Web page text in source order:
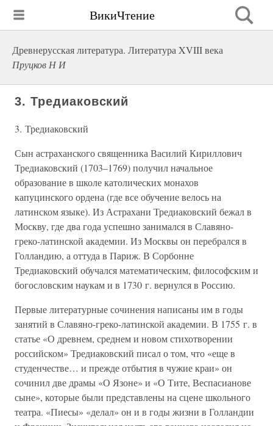
ВикиЧтение
Древнерусская литература. Литература XVIII века
Пруцков Н И
3. Тредиаковский
3. Тредиаковский
Сын астраханского священника Василий Кириллович
Тредиаковский (1703–1769) получил начальное
образование в школе католических монахов
капуцинского ордена (где все обучение велось на
латинском языке). Из Астрахани Тредиаковский бежал в
Москву, где два года успешно занимался в Славяно-
греко-латинской академии. Из Москвы он перебрался в
Голландию, а оттуда в Париж. В Сорбонне
Тредиаковский обучался математическим, философским и
богословским наукам и в 1730 г. вернулся в Россию.
Первые литературные сочинения написаны им в годы
занятий в Славяно-греко-латинской академии. В 1755 г. в
статье «О древнем, среднем и новом стихотворении
российском» Тредиаковский писал о том, что «еще в
студенчестве… и прежде отбытия в чужие краи» он
сочинил две драмы «О Язоне» и «О Тите, Веспасианове
сыне», которые были представлены на сцене школьного
театра. «Пиесы» «делал» он и в годы жизни в Голландии